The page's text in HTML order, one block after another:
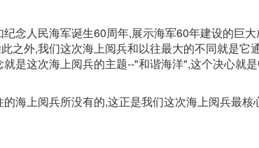
念人民海军诞生60周年,展示海军60年建设的巨
之外,我们这次海上阅兵和以往最大的不同就是它
是这次海上阅兵的主题--"和谐海洋",这个决心就
海上阅兵所没有的,这正是我们这次海上阅兵最核